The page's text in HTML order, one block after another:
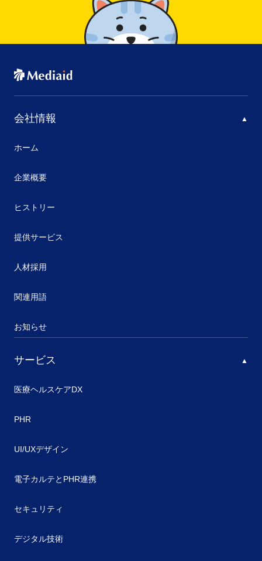
会社情報
ホーム
企業概要
ヒストリー
提供サービス
人材採用
関連用語
お知らせ
サービス
医療ヘルスケアDX
PHR
UI/UXデザイン
電子カルテとPHR連携
セキュリティ
デジタル技術